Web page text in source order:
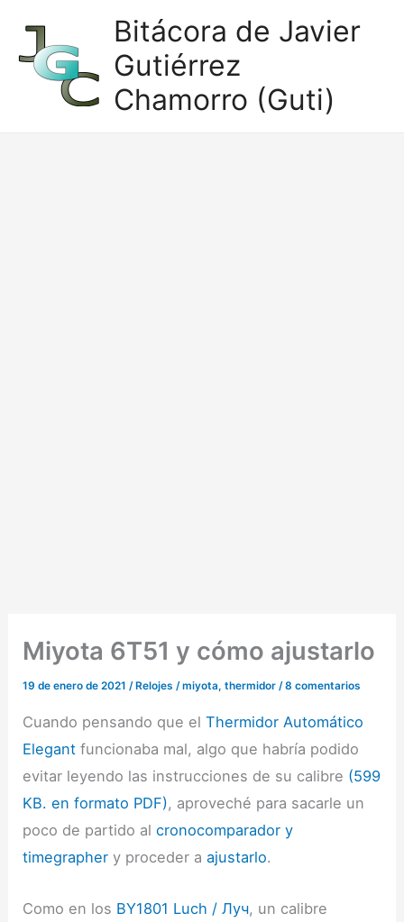
contenido
Bitácora de Javier
Gutiérrez
Chamorro (Guti)
Miyota 6T51 y cómo ajustarlo
19 de enero de 2021/ Relojes /miyota,thermidor /8 comentarios
Cuando pensando que elThermidor Automático
Elegant funcionaba mal, algo que habría podido
evitar leyendo las instrucciones de su calibre (599
KB. en formato PDF), aproveché para sacarle un
poco de partido alcronocomparador y
timegrapher y proceder aajustarlo.
Como en los BY1801 Luch / Луч, un calibre